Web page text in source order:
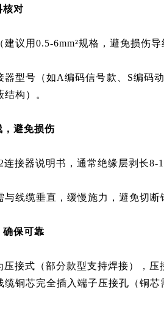
核对
建议用0.5-6mm²规格，避免损伤
器型号（如A编码信号款、S编
构）。
，避免损伤
接器说明书，通常绝缘层剥长
与线缆垂直，缓慢施力，避免切
确保可靠
接式（部分款型支持焊接），压
缆铜芯完全插入端子压接孔（铜